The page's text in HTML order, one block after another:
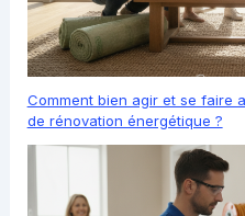
Comment bien agir et se faire
de rénovation énergétique ?